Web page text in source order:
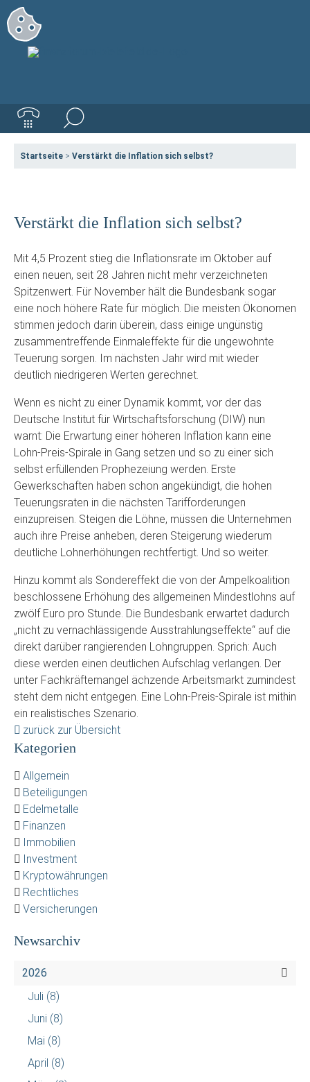
Startseite > Verstärkt die Inflation sich selbst?
Verstärkt die Inflation sich selbst?
Mit 4,5 Prozent stieg die Inflationsrate im Oktober auf
einen neuen, seit 28 Jahren nicht mehr verzeichneten
Spitzenwert. Für November hält die Bundesbank sogar
eine noch höhere Rate für möglich. Die meisten Ökonomen
stimmen jedoch darin überein, dass einige ungünstig
zusammentreffende Einmaleffekte für die ungewohnte
Teuerung sorgen. Im nächsten Jahr wird mit wieder
deutlich niedrigeren Werten gerechnet.
Wenn es nicht zu einer Dynamik kommt, vor der das
Deutsche Institut für Wirtschaftsforschung (DIW) nun
warnt: Die Erwartung einer höheren Inflation kann eine
Lohn-Preis-Spirale in Gang setzen und so zu einer sich
selbst erfüllenden Prophezeiung werden. Erste
Gewerkschaften haben schon angekündigt, die hohen
Teuerungsraten in die nächsten Tarifforderungen
einzupreisen. Steigen die Löhne, müssen die Unternehmen
auch ihre Preise anheben, deren Steigerung wiederum
deutliche Lohnerhöhungen rechtfertigt. Und so weiter.
Hinzu kommt als Sondereffekt die von der Ampelkoalition
beschlossene Erhöhung des allgemeinen Mindestlohns auf
zwölf Euro pro Stunde. Die Bundesbank erwartet dadurch
„nicht zu vernachlässigende Ausstrahlungseffekte“ auf die
direkt darüber rangierenden Lohngruppen. Sprich: Auch
diese werden einen deutlichen Aufschlag verlangen. Der
unter Fachkräftemangel ächzende Arbeitsmarkt zumindest
steht dem nicht entgegen. Eine Lohn-Preis-Spirale ist mithin
ein realistisches Szenario.
zurück zur Übersicht
Kategorien
Allgemein
Beteiligungen
Edelmetalle
Finanzen
Immobilien
Investment
Kryptowährungen
Rechtliches
Versicherungen
Newsarchiv
2026
Juli (8)
Juni (8)
Mai (8)
April (8)